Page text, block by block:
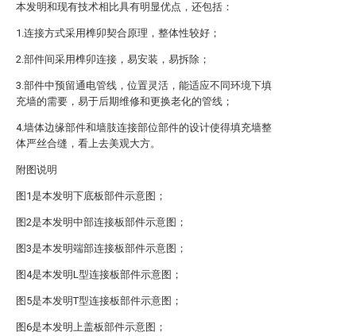
本发明和现有技术相比具有明显优点，还包括：
1.连接方式采用榫卯契合原理，整体性较好；
2.部件间采用榫卯连接，易安装，易拆除；
3.部件中预留通电管线，位置灵活，能适应不同环境下填
充墙的需要，易于后期维修和更换老化的管线；
4.墙体边缘部件和墙肢连接部位部件的设计使得填充墙整
体严丝合缝，看上去美观大方。
附图说明
图1是本发明下底板部件示意图；
图2是本发明中部连接板部件示意图；
图3是本发明端部连接板部件示意图；
图4是本发明L型连接板部件示意图；
图5是本发明T型连接板部件示意图；
图6是本发明上盖板部件示意图；